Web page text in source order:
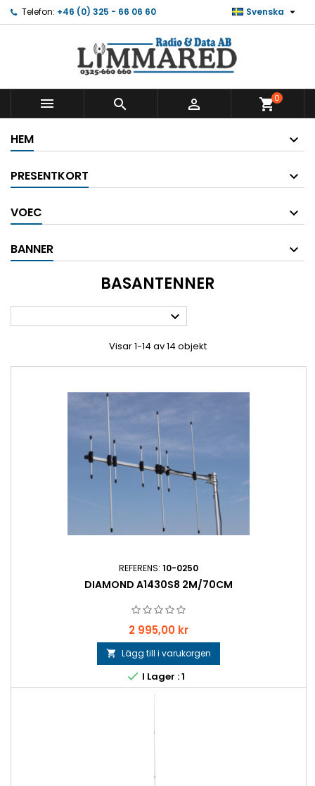
Telefon: +46 (0) 325 - 66 06 60 Svenska 
   shopping_cart0
HEM
PRESENTKORT
VOEC
BANNER
BASANTENNER

Visar 1-14 av 14 objekt
REFERENS: 10-0250
DIAMOND A1430S8 2M/70CM
Pris
2 995,00 kr
 Lägg till i varukorgen
 I Lager : 1